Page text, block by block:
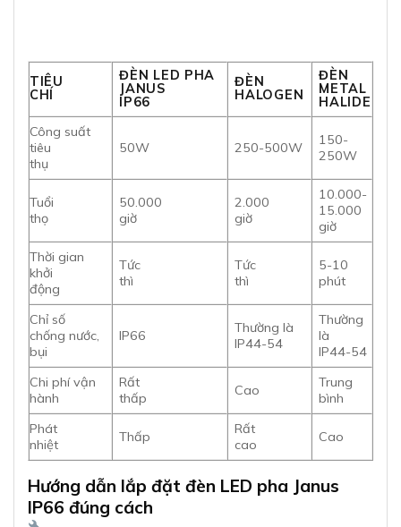
TIÊU
CHÍ
ĐÈN LED PHA
JANUS
IP66
ĐÈN
HALOGEN
ĐÈN
METAL
HALIDE
Công suất
tiêu
thụ
50W 250-500W
150-
250W
Tuổi
thọ
50.000
giờ
2.000
giờ
10.000-
15.000
giờ
Thời gian
khởi
động
Tức
thì
Tức
thì
5-10
phút
Chỉ số
chống nước,
bụi
IP66
Thường là
IP44-54
Thường
là
IP44-54
Chi phí vận
hành
Rất
thấp
Cao
Trung
bình
Phát
nhiệt
Thấp
Rất
cao
Cao
Hướng dẫn lắp đặt đèn LED pha Janus
IP66 đúng cách